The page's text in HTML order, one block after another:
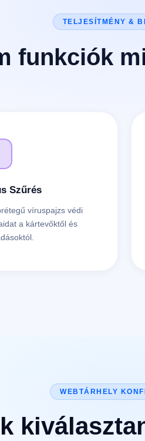
TELJESÍTMÉNY &
funkciók
Szűrés
víruspajzs védi
a kártevőktől és
WEBTÁRHELY